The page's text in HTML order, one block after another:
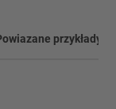
przykłady